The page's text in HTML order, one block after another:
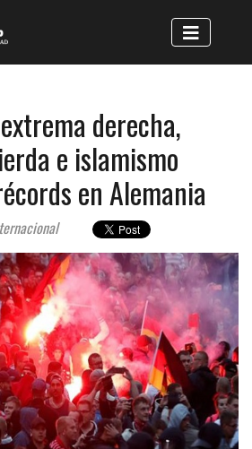
derecha,
e islamismo
en Alemania